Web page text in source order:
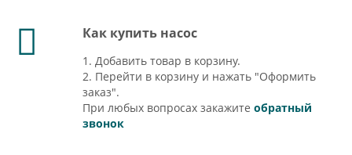
Как купить насос
1. Добавить товар в корзину.
2. Перейти в корзину и нажать "Оформить
заказ".
При любых вопросах закажите обратный
звонок